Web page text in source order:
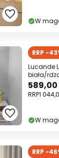
W
RRP -
Lucande
biała/
czytania
589,00
RRP1
W
RRP -